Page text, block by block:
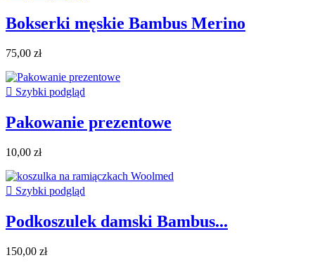
Bokserki męskie Bambus Merino
75,00 zł
 Szybki podgląd
Pakowanie prezentowe
10,00 zł
 Szybki podgląd
Podkoszulek damski Bambus...
150,00 zł